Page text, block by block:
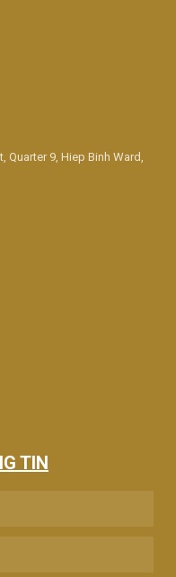
Quarter 9, Hiep Binh Ward,
TIN